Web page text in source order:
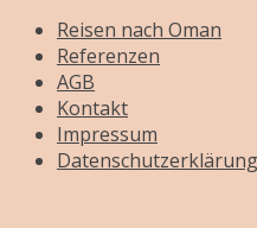
Reisen nach Oman
Referenzen
AGB
Kontakt
Impressum
Datenschutzerklärung